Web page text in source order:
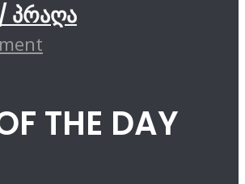
პრაღა
THE DAY